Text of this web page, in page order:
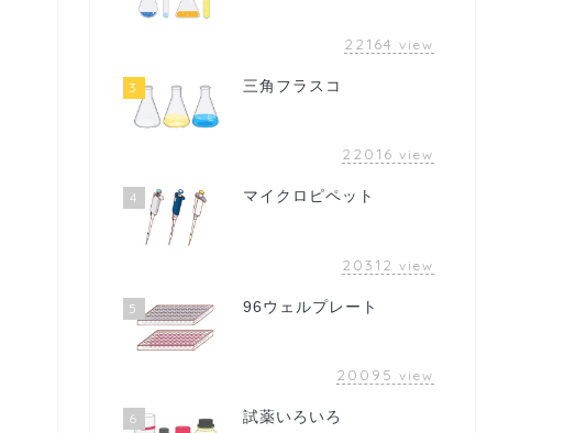
22164 view
3 三角フラスコ
22016 view
4 マイクロピペット
20312 view
5 96ウェルプレート
20095 view
6 試薬いろいろ